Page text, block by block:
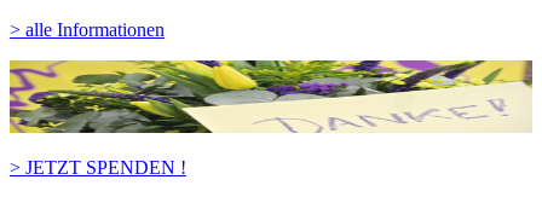
> alle Informationen
> JETZT SPENDEN !